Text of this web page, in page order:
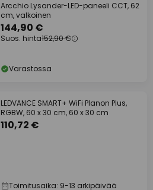
Arcchio Lysander-LED-paneeli CCT, 62
cm, valkoinen
144,90 €
Suos. hinta152,90 €
Varastossa
LEDVANCE SMART+ WiFi Planon Plus,
RGBW, 60 x 30 cm, 60 x 30 cm
110,72 €
Toimitusaika: 9-13 arkipäivää